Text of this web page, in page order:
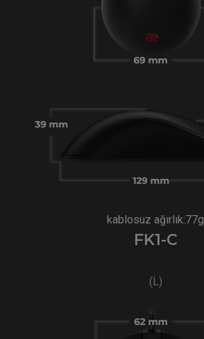
kablosuz ağırlık:77g
FK1-C
(L)